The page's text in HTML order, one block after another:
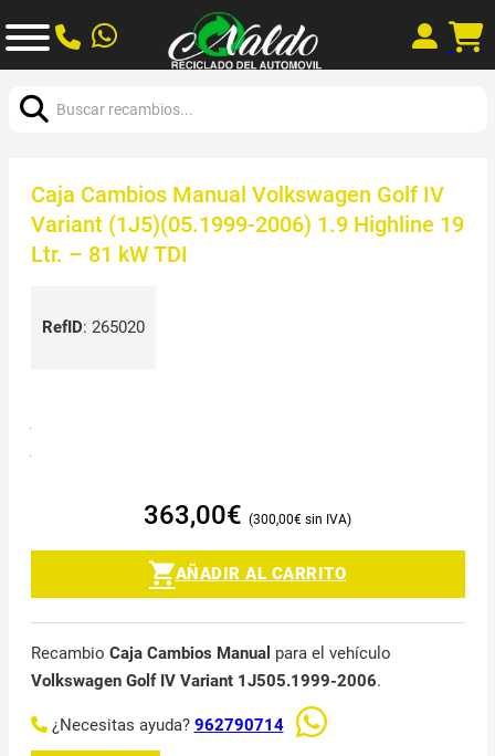
Caja Cambios Manual Volkswagen Golf IV
Variant (1J5)(05.1999-2006) 1.9 Highline 19
Ltr. – 81 kW TDI
RefID: 265020
363,00€ 300,00€
AÑADIR AL CARRITO
Recambio Caja Cambios Manual para el vehículo
Volkswagen Golf IV Variant 1J505.1999-2006.
¿Necesitas ayuda? 962790714